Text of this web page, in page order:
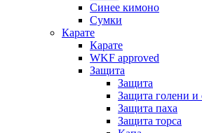
Синее кимоно
Сумки
Карате
Карате
WKF approved
Защита
Защита
Защита голени и
Защита паха
Защита торса